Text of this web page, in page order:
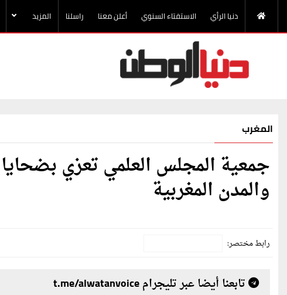
دنيا الرأي الاستفتاء السنوي أعلن معنا راسلنا المزيد
المغرب
جمعية المجلس العلمي تعزي بضحايا
والمدن المغربية
رابط مختصر:
تابعنا أيضا عبر تليجرام t.me/alwatanvoice